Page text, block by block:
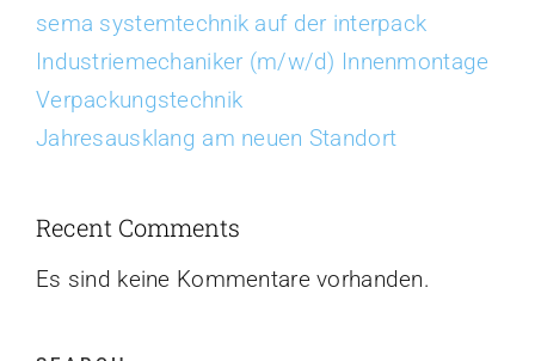
sema systemtechnik auf der interpack
Industriemechaniker (m/w/d) Innenmontage
Verpackungstechnik
Jahresausklang am neuen Standort
Recent Comments
Es sind keine Kommentare vorhanden.